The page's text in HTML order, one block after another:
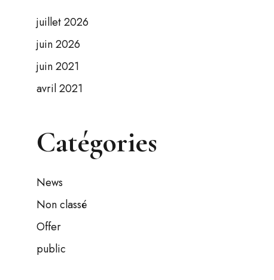
juillet 2026
juin 2026
juin 2021
avril 2021
Catégories
News
Non classé
Offer
public